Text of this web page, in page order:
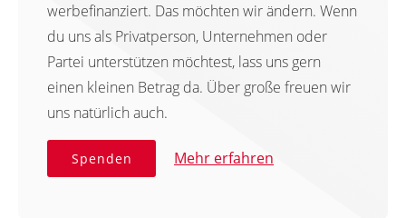
werbefinanziert. Das möchten wir ändern. Wenn
du uns als Privatperson, Unternehmen oder
Partei unterstützen möchtest, lass uns gern
einen kleinen Betrag da. Über große freuen wir
uns natürlich auch.
Spenden Mehr erfahren